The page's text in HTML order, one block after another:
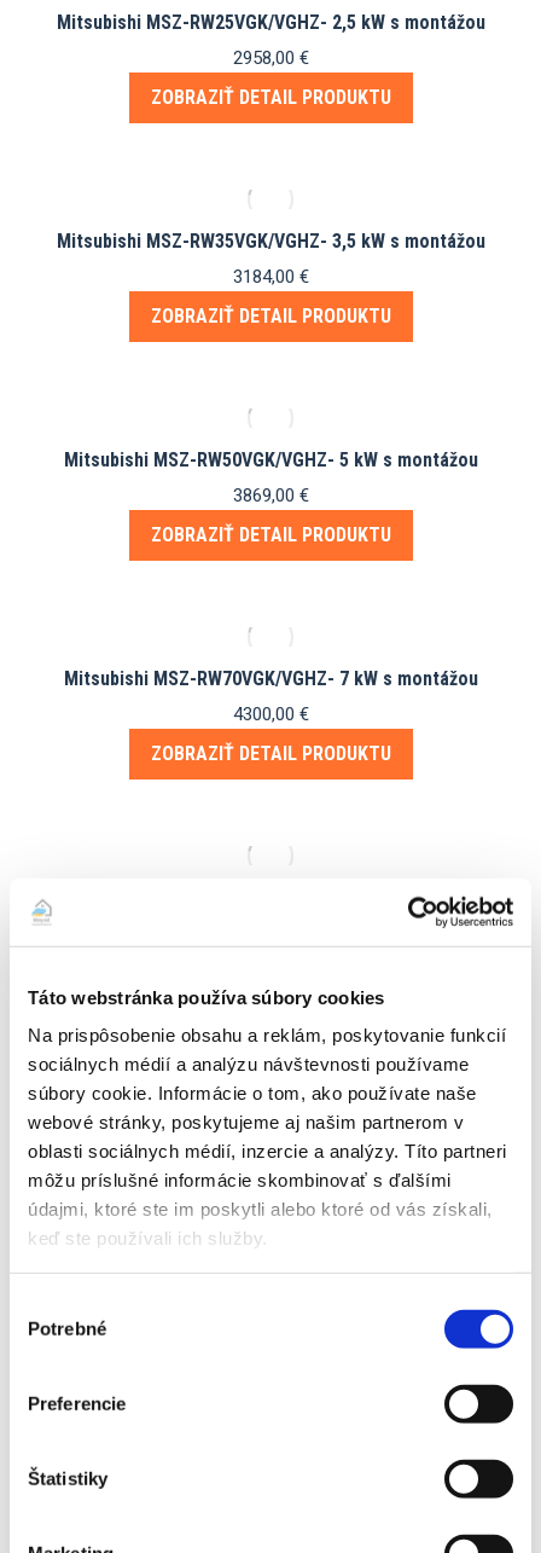
Táto webstránka používa súbory cookies
Na prispôsobenie obsahu a reklám, poskytovanie funkcií
sociálnych médií a analýzu návštevnosti používame
súbory cookie. Informácie o tom, ako používate naše
webové stránky, poskytujeme aj našim partnerom v
oblasti sociálnych médií, inzercie a analýzy. Títo partneri
môžu príslušné informácie skombinovať s ďalšími
údajmi, ktoré ste im poskytli alebo ktoré od vás získali,
keď ste používali ich služby.
súhlasu
Potrebné
Preferencie
Štatistiky
Mitsubishi MSZ-RW25VGK/VGHZ- 2,5 kW s montážou
2958,00 €
ZOBRAZIŤ DETAIL PRODUKTU
Mitsubishi MSZ-RW35VGK/VGHZ- 3,5 kW s montážou
3184,00 €
ZOBRAZIŤ DETAIL PRODUKTU
Mitsubishi MSZ-RW50VGK/VGHZ- 5 kW s montážou
3869,00 €
ZOBRAZIŤ DETAIL PRODUKTU
Mitsubishi MSZ-RW70VGK/VGHZ- 7 kW s montážou
4300,00 €
ZOBRAZIŤ DETAIL PRODUKTU
Mitsubishi multisplit 2,5kW + 3,5kW MSZ-AY s montážou
Mitsubishi multisplit 2,5kW + 3,5kW MSZ-AY s montážou
3909,00€
ZOBRAZIŤ DETAIL PRODUKTU
Mitsubishi multisplit 2,5kW + 3,5kW MSZ-LN color s